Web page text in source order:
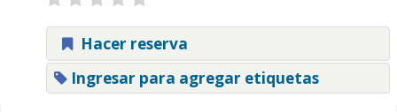
Hacer reserva
Ingresar para agregar etiquetas